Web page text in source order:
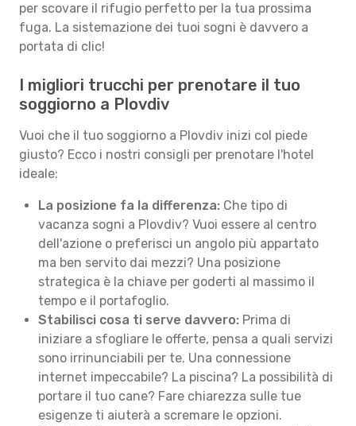
per scovare il rifugio perfetto per la tua prossima
fuga. La sistemazione dei tuoi sogni è davvero a
portata di clic!
I migliori trucchi per prenotare il tuo
soggiorno a Plovdiv
Vuoi che il tuo soggiorno a Plovdiv inizi col piede
giusto? Ecco i nostri consigli per prenotare l'hotel
ideale:
La posizione fa la differenza: Che tipo di
vacanza sogni a Plovdiv? Vuoi essere al centro
dell'azione o preferisci un angolo più appartato
ma ben servito dai mezzi? Una posizione
strategica è la chiave per goderti al massimo il
tempo e il portafoglio.
Stabilisci cosa ti serve davvero: Prima di
iniziare a sfogliare le offerte, pensa a quali servizi
sono irrinunciabili per te. Una connessione
internet impeccabile? La piscina? La possibilità di
portare il tuo cane? Fare chiarezza sulle tue
esigenze ti aiuterà a scremare le opzioni.